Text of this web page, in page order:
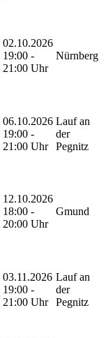
02.10.2026
19:00 -
21:00 Uhr
Nürnberg
06.10.2026
19:00 -
21:00 Uhr
Lauf an
der
Pegnitz
12.10.2026
18:00 -
20:00 Uhr
Gmund
03.11.2026
19:00 -
21:00 Uhr
Lauf an
der
Pegnitz